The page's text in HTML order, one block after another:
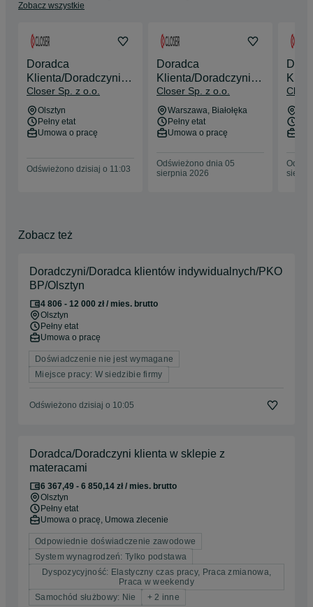
Zobacz wszystkie
Doradca
Klienta/Doradczyni
Klienta
Closer Sp. z o.o.
Olsztyn
Pełny etat
Umowa o pracę
Odświeżono dzisiaj o 11:03
Doradca
Klienta/Doradczyni
Klienta
Closer Sp. z o.o.
Warszawa, Białołęka
Pełny etat
Umowa o pracę
Odświeżono dnia 05
sierpnia 2026
Zobacz też
Doradczyni/Doradca klientów indywidualnych/PKO
BP/Olsztyn
4 806 - 12 000 zł / mies. brutto
Olsztyn
Pełny etat
Umowa o pracę
Doświadczenie nie jest wymagane
Miejsce pracy: W siedzibie firmy
Odświeżono dzisiaj o 10:05
Doradca/Doradczyni klienta w sklepie z
materacami
6 367,49 - 6 850,14 zł / mies. brutto
Olsztyn
Pełny etat
Umowa o pracę, Umowa zlecenie
Odpowiednie doświadczenie zawodowe
System wynagrodzeń: Tylko podstawa
Dyspozycyjność: Elastyczny czas pracy, Praca zmianowa,
Praca w weekendy
Samochód służbowy: Nie
+ 2 inne